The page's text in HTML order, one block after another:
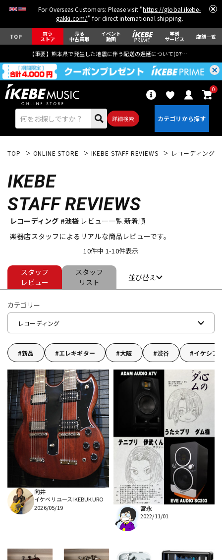
For Overseas Customers: Please visit "https://global.ikebe-
gakki.com/" for direct international shipping.
TOP 買う
ストア
売る
中古買取
イベント
動画
学割
サービス 店舗一覧
【重要】熊本県で発生した地震に伴う配送の遅延について(07月29日
詳細検索
0
エレキギター
ベース ウクレレ
ドラム パーカッション
管楽器 その他楽器
アンプ エフェクター
DJ機器 DTM
DTM オンライン納品 レコーディング機器
配信/ライブ機器 楽器アクセサリ
ヴィンテージ
TOP ONLINE STORE IKEBE STAFF REVIEWS レコーディング
IKEBE
STAFF REVIEWS
レコーディング #池袋 レビュー一覧 新着順
楽器店スタッフによるリアルな商品レビューです。
10件中 1-10件表示
スタッフ
レビュー
スタッフ
リスト
並び替え
カテゴリー
レコーディング
新品 エレキギター 大阪 渋谷 イケシブ
向井
イケベリユースIKEBUKURO
2026/05/19
宮永
2022/11/01